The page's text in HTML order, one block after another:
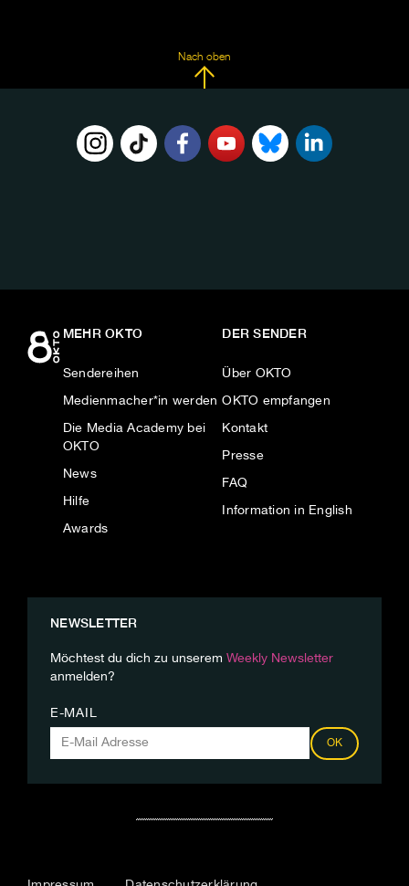
Nach oben
MEHR OKTO
Sendereihen
Medienmacher*in werden
Die Media Academy bei
OKTO
News
Hilfe
Awards
DER SENDER
Über OKTO
OKTO empfangen
Kontakt
Presse
FAQ
Information in English
NEWSLETTER
Möchtest du dich zu unserem Weekly Newsletter
anmelden?
E-MAIL
OK